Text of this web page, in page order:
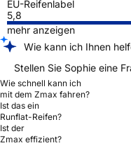
EU-Reifenlabel
5,8
mehr anzeigen
Wie kann ich Ihnen
Stellen Sie Sophie eine
Wie schnell kann ich
mit dem Zmax fahren?
Ist das ein
Runflat-Reifen?
Ist der
Zmax effizient?